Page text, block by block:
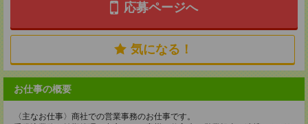
応募ページへ
気になる！
お仕事の概要
〈主なお仕事〉商社での営業事務のお仕事です。